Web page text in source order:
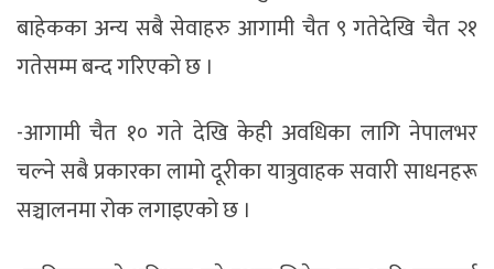
बाहेकका अन्य सबै सेवाहरु आगामी चैत ९ गतेदेखि चैत २१
गतेसम्म बन्द गरिएको छ ।
-आगामी चैत १० गते देखि केही अवधिका लागि नेपालभर
चल्ने सबै प्रकारका लामो दूरीका यात्रुवाहक सवारी साधनहरू
सञ्चालनमा रोक लगाइएको छ ।